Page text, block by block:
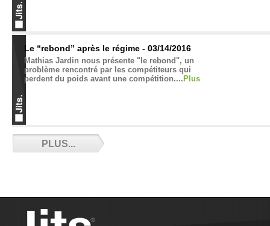
Le “rebond” après le régime - 03/14/2016
Mathias Jardin nous présente "le rebond", un
problème rencontré par les compétiteurs qui
perdent du poids avant une compétition.... Plus
Gabriel vs the World - 02/19/2016
Il a traduit le film Jiu-Jitsu vs the World et mérite
PLUS...